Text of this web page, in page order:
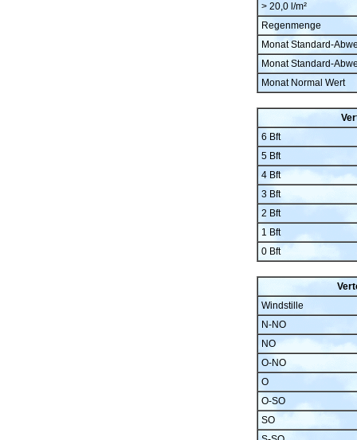
> 20,0 l/m²
Regenmenge
Monat Standard-
Monat Standard-
Monat Normal Wert
6 Bft
5 Bft
4 Bft
3 Bft
2 Bft
1 Bft
0 Bft
Windstille
N-NO
NO
O-NO
O
O-SO
SO